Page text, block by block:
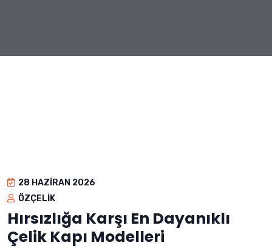
28 HAZIRAN 2026
ÖZÇELIK
Hırsızlığa Karşı En Dayanıklı
Çelik Kapı Modelleri